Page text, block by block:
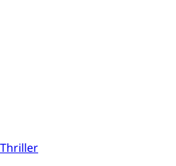
Thriller